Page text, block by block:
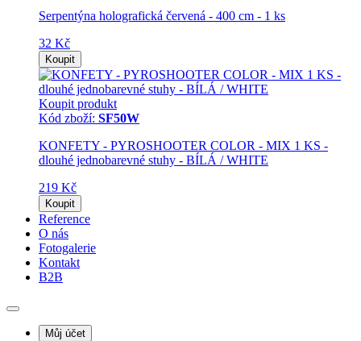
Serpentýna holografická červená - 400 cm - 1 ks
32 Kč
Koupit
Koupit produkt
Kód zboží: SF50W
KONFETY - PYROSHOOTER COLOR - MIX 1 KS -
dlouhé jednobarevné stuhy - BÍLÁ / WHITE
219 Kč
Koupit
Reference
O nás
Fotogalerie
Kontakt
B2B
Můj účet